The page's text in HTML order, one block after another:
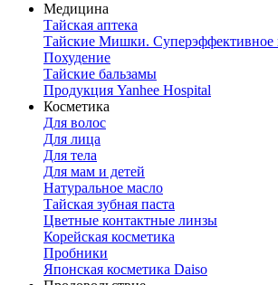
Медицина
Тайская аптека
Тайские Мишки. Суперэффективное
Похудение
Тайские бальзамы
Продукция Yanhee Hospital
Косметика
Для волос
Для лица
Для тела
Для мам и детей
Натуральное масло
Тайская зубная паста
Цветные контактные линзы
Корейская косметика
Пробники
Японская косметика Daiso